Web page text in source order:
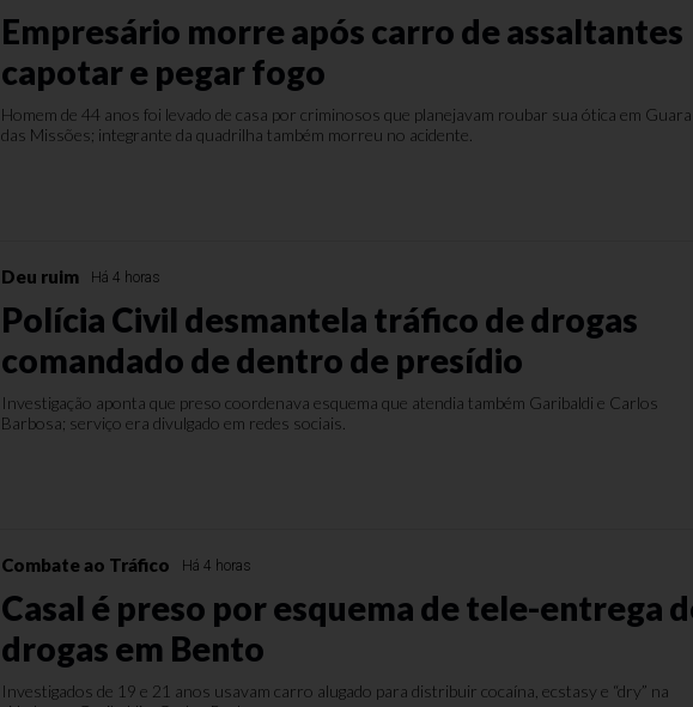
Empresário morre após carro de assaltantes
capotar e pegar fogo
Homem de 44 anos foi levado de casa por criminosos que planejavam roubar sua ótica em
das Missões; integrante da quadrilha também morreu no acidente.
Deu ruim Há 4 horas
Polícia Civil desmantela tráfico de drogas
comandado de dentro de presídio
Investigação aponta que preso coordenava esquema que atendia também Garibaldi e Carlos
Barbosa; serviço era divulgado em redes sociais.
Combate ao Tráfico Há 4 horas
Casal é preso por esquema de tele-entrega
drogas em Bento
Investigados de 19 e 21 anos usavam carro alugado para distribuir cocaína, ecstasy e “dry” na